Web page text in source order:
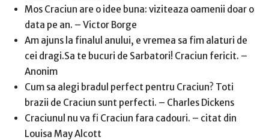
Mos Craciun are o idee buna: viziteaza oamenii doar o
data pe an. – Victor Borge
Am ajuns la finalul anului, e vremea sa fim alaturi de
cei dragi.Sa te bucuri de Sarbatori! Craciun fericit. –
Anonim
Cum sa alegi bradul perfect pentru Craciun? Toti
brazii de Craciun sunt perfecti. – Charles Dickens
Craciunul nu va fi Craciun fara cadouri. – citat din
Louisa May Alcott